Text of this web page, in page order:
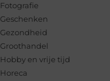
Fotografie
Geschenken
Gezondheid
Groothandel
Hobby en vrije tijd
Horeca